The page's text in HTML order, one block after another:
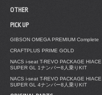
OTHER
PICK UP
GIBSON OMEGA PREMIUM Complete
CRAFTPLUS PRIME GOLD
NACS i-seat T-REVO PACKAGE HIACE
SUPER GL 1ナンバー8人乗りKIT
NACS i-seat T-REVO PACKAGE HIACE
SUPER GL 4ナンバー8人乗りKIT